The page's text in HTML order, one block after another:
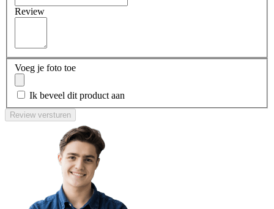
Review
Voeg je foto toe
Ik beveel dit product aan
Review versturen